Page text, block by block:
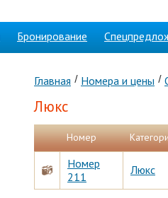
Бронирование
Главная Номера и цены
Люкс
Номер
Номер
211
Люкс